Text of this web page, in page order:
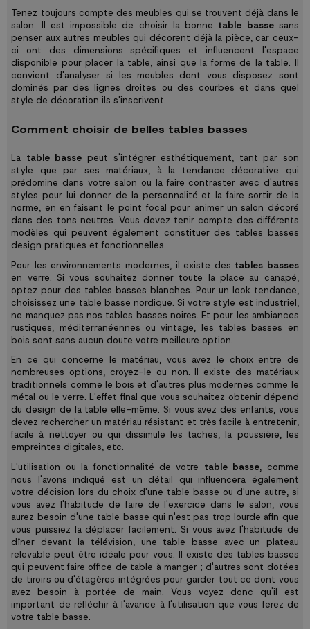
Tenez toujours compte des meubles qui se trouvent déjà dans le
salon. Il est impossible de choisir la bonne table bassesans
penser aux autres meubles qui décorent déjà la pièce, car ceux-
ci ont des dimensions spécifiques et influencent l'espace
disponible pour placer la table, ainsi que la forme de la table. Il
convient d'analyser si les meubles dont vous disposez sont
dominés par des lignes droites ou des courbes et dans quel
style de décoration ils s'inscrivent.
Comment choisir de belles tables basses
La table basse peut s'intégrer esthétiquement, tant par son
style que par ses matériaux, à la tendance décorative qui
prédomine dans votre salon ou la faire contraster avec d'autres
styles pour lui donner de la personnalité et la faire sortir de la
norme, en en faisant le point focal pour animer un salon décoré
dans des tons neutres. Vous devez tenir compte des différents
modèles qui peuvent également constituer des tables basses
design pratiques et fonctionnelles.
Pour les environnements modernes, il existe des tables basses
en verre. Si vous souhaitez donner toute la place au canapé,
optez pour des tables basses blanches. Pour un look tendance,
choisissez une table basse nordique. Si votre style est industriel,
ne manquez pas nos tables basses noires. Et pour les ambiances
rustiques, méditerranéennes ou vintage, les tables basses en
bois sont sans aucun doute votre meilleure option.
En ce qui concerne le matériau, vous avez le choix entre de
nombreuses options, croyez-le ou non. Il existe des matériaux
traditionnels comme le bois et d'autres plus modernes comme le
métal ou le verre. L'effet final que vous souhaitez obtenir dépend
du design de la table elle-même. Si vous avez des enfants, vous
devez rechercher un matériau résistant et très facile à entretenir,
facile à nettoyer ou qui dissimule les taches, la poussière, les
empreintes digitales, etc.
L'utilisation ou la fonctionnalité de votre table basse, comme
nous l'avons indiqué est un détail qui influencera également
votre décision lors du choix d'une table basse ou d'une autre, si
vous avez l'habitude de faire de l'exercice dans le salon, vous
aurez besoin d'une table basse qui n'est pas trop lourde afin que
vous puissiez la déplacer facilement. Si vous avez l'habitude de
dîner devant la télévision, une table basse avec un plateau
relevable peut être idéale pour vous. Il existe des tables basses
qui peuvent faire office de table à manger ; d'autres sont dotées
de tiroirs ou d'étagères intégrées pour garder tout ce dont vous
avez besoin à portée de main. Vous voyez donc qu'il est
important de réfléchir à l'avance à l'utilisation que vous ferez de
votre table basse.